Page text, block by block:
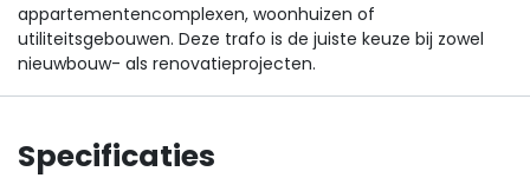
appartementencomplexen, woonhuizen of
utiliteitsgebouwen. Deze trafo is de juiste keuze bij zowel
nieuwbouw- als renovatieprojecten.
Specificaties